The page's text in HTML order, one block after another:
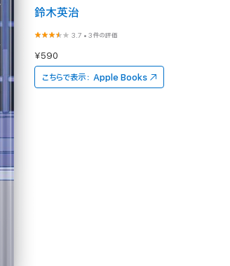
鈴木英治
3.7 •3件の評価
¥590
こちらで表示： Apple Books